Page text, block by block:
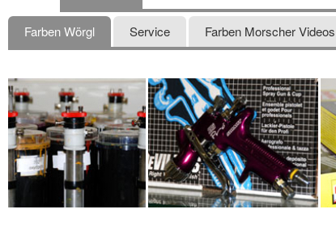
Farben Wörgl Service Farben Morscher Videos